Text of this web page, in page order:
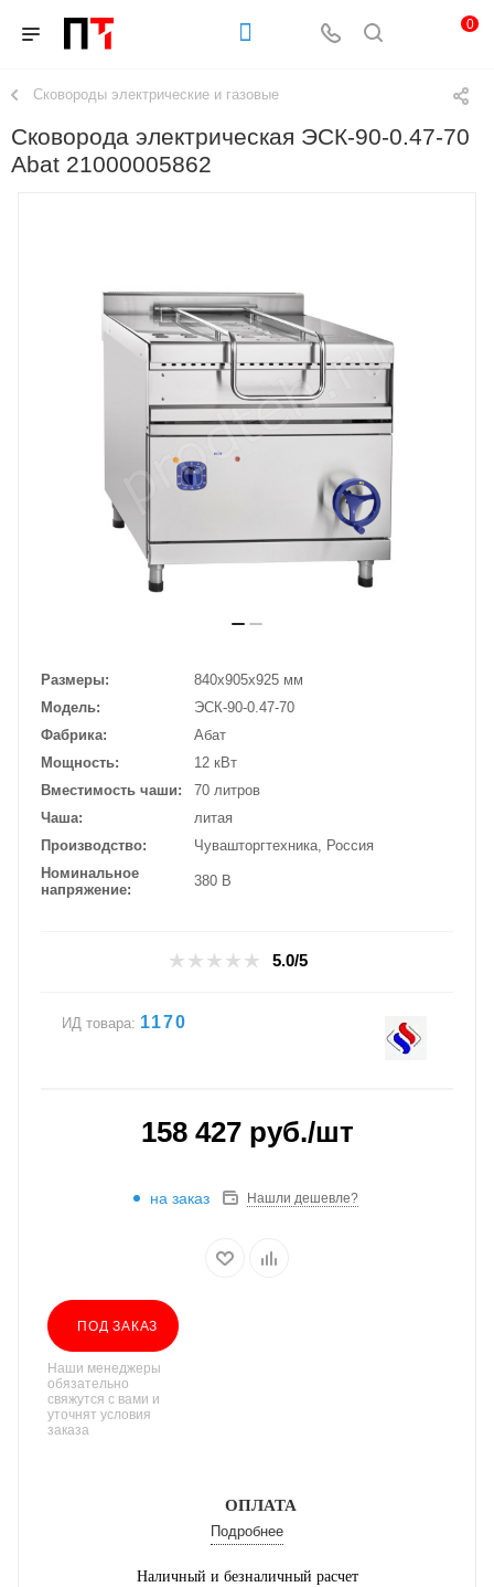
0
Сковороды электрические и газовые
Сковорода электрическая ЭСК-90-0.47-70
Abat 21000005862
Размеры
840х905х925 мм
Модель
ЭСК-90-0.47-70
Фабрика
Абат
Мощность
12 кВт
Вместимость чаши
70 литров
Чаша
литая
Производство
Чувашторгтехника, Россия
Номинальное
напряжение
380 В
5.0/5
ИД товара: 1170
158 427руб./шт
на заказ Нашли дешевле?
ПОД ЗАКАЗ
Наши менеджеры
обязательно
свяжутся с вами и
уточнят условия
заказа
ОПЛАТА
Подробнее
Наличный и безналичный расчет